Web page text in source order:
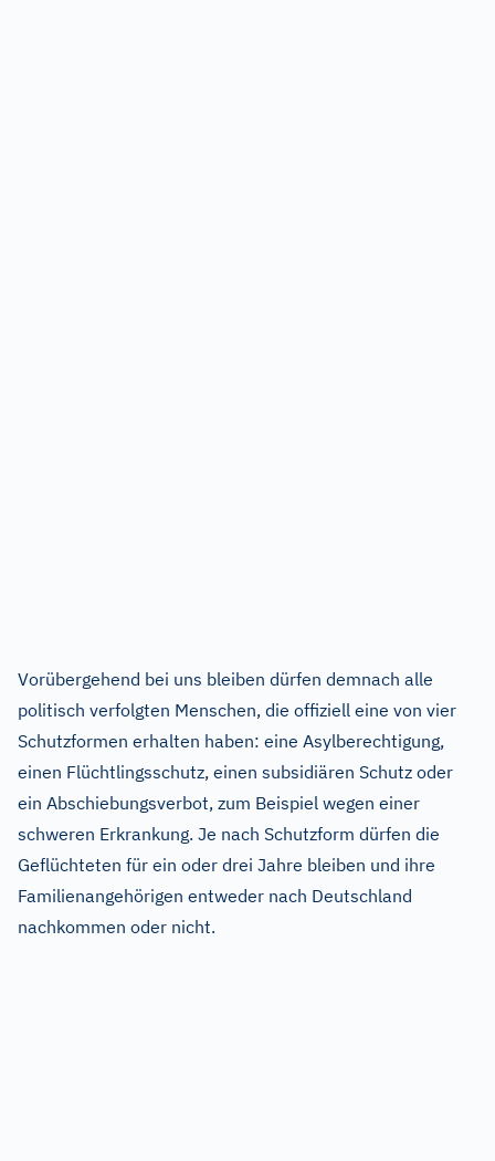
Vorübergehend bei uns bleiben dürfen demnach alle
politisch verfolgten Menschen, die offiziell eine von vier
Schutzformen erhalten haben: eine Asylberechtigung,
einen Flüchtlingsschutz, einen subsidiären Schutz oder
ein Abschiebungsverbot, zum Beispiel wegen einer
schweren Erkrankung. Je nach Schutzform dürfen die
Geflüchteten für ein oder drei Jahre bleiben und ihre
Familienangehörigen entweder nach Deutschland
nachkommen oder nicht.